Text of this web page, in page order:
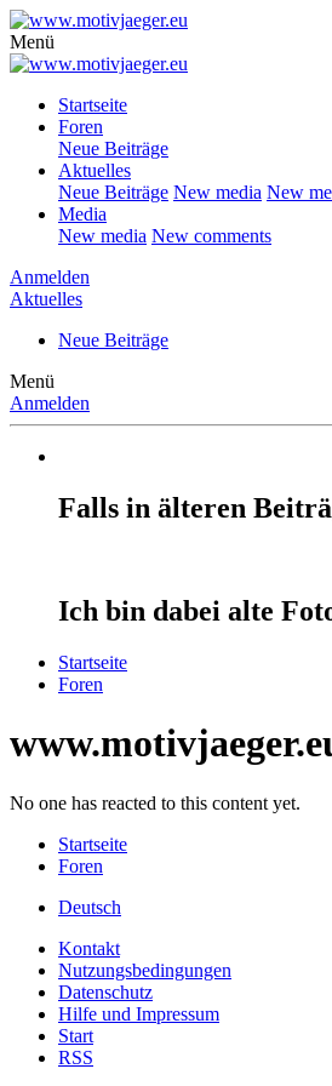
Menü
Startseite
Foren
Neue Beiträge
Aktuelles
Neue Beiträge New media New
Media
New media New comments
Anmelden
Aktuelles
Neue Beiträge
Menü
Anmelden
Falls in älteren
Ich bin dabei alte
Startseite
Foren
No one has reacted to this content yet.
Startseite
Foren
Deutsch
Kontakt
Nutzungsbedingungen
Datenschutz
Hilfe und Impressum
Start
RSS